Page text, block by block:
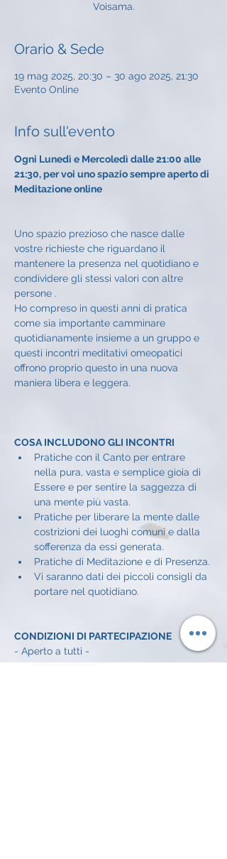
Voisama.
Orario & Sede
19 mag 2025, 20:30 – 30 ago 2025, 21:30
Evento Online
Info sull'evento
Ogni Lunedì e Mercoledì dalle 21:00 alle
21:30, per voi uno spazio sempre aperto di
Meditazione online
Uno spazio prezioso che nasce dalle
vostre richieste che riguardano il
mantenere la presenza nel quotidiano e
condividere gli stessi valori con altre
persone .
Ho compreso in questi anni di pratica
come sia importante camminare
quotidianamente insieme a un gruppo e
questi incontri meditativi omeopatici
offrono proprio questo in una nuova
maniera libera e leggera.
COSA INCLUDONO GLI INCONTRI
Pratiche con il Canto per entrare
nella pura, vasta e semplice gioia di
Essere e per sentire la saggezza di
una mente più vasta.
Pratiche per liberare la mente dalle
costrizioni dei luoghi comuni e dalla
sofferenza da essi generata.
Pratiche di Meditazione e di Presenza.
Vi saranno dati dei piccoli consigli da
portare nel quotidiano.
CONDIZIONI DI PARTECIPAZIONE
- Aperto a tutti -